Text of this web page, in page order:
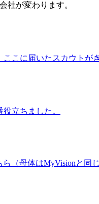
社が変わります。
こに届いたスカウトが
立ちました。
（母体はMyVisionと同